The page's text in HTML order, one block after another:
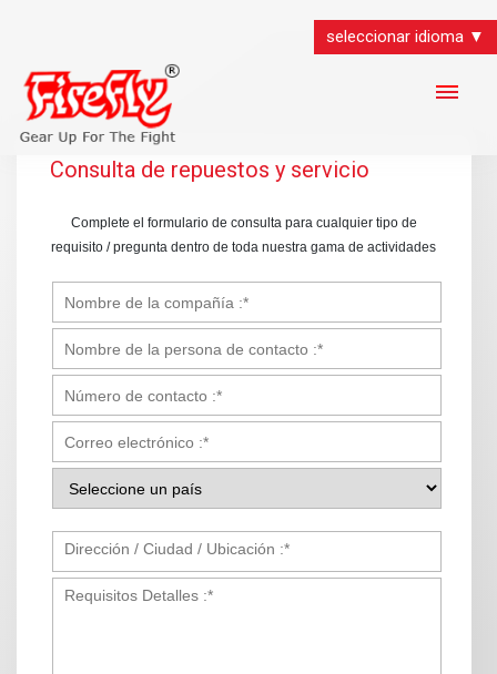
seleccionar idioma ▼
Consulta de repuestos y servicio
Complete el formulario de consulta para cualquier tipo de
requisito / pregunta dentro de toda nuestra gama de actividades